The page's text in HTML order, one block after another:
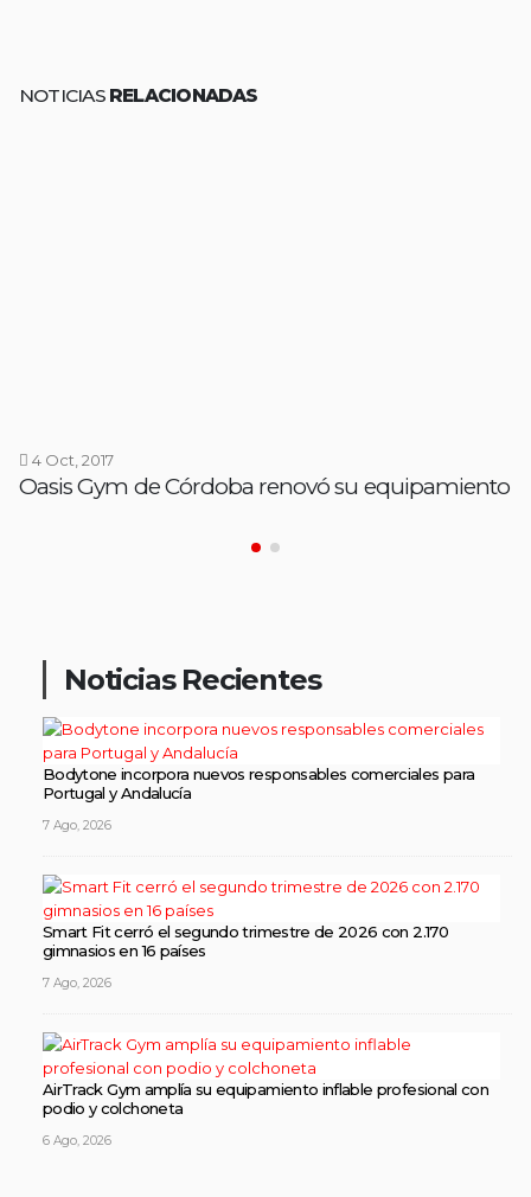
NOTICIAS RELACIONADAS
4 Oct, 2017
Oasis Gym de Córdoba renovó su equipamiento
Noticias Recientes
Bodytone incorpora nuevos responsables comerciales para
Portugal y Andalucía
7 Ago, 2026
Smart Fit cerró el segundo trimestre de 2026 con 2.170
gimnasios en 16 países
7 Ago, 2026
AirTrack Gym amplía su equipamiento inflable profesional con
podio y colchoneta
6 Ago, 2026